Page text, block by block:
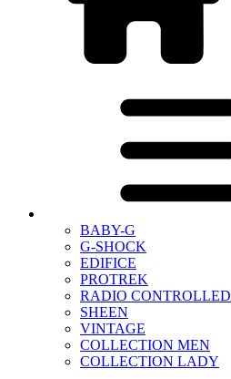
BABY-G
G-SHOCK
EDIFICE
PROTREK
RADIO CONTROLLED
SHEEN
VINTAGE
COLLECTION MEN
COLLECTION LADY